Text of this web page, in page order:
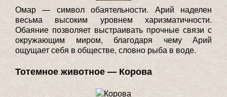
Омар — символ обаятельности. Арий наделен
весьма высоким уровнем харизматичности.
Обаяние позволяет выстраивать прочные связи с
окружающим миром, благодаря чему Арий
ощущает себя в обществе, словно рыба в воде.
Тотемное животное — Корова